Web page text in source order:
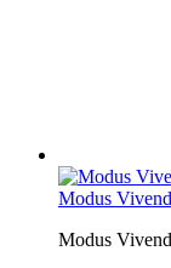
Modus
Modus